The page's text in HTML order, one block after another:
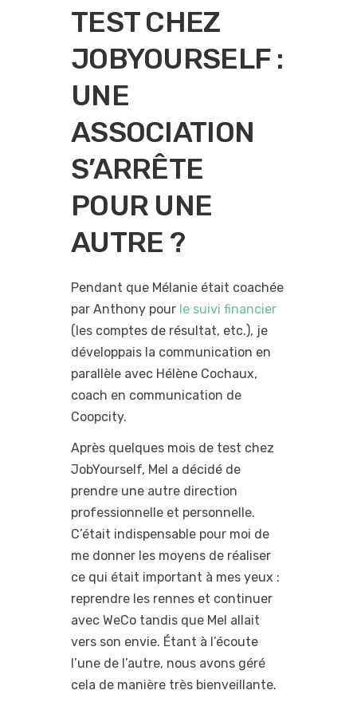
TEST CHEZ
JOBYOURSELF :
UNE
ASSOCIATION
S’ARRÊTE
POUR UNE
AUTRE ?
Pendant que Mélanie était coachée
par Anthony pour le suivi financier
(les comptes de résultat, etc.), je
développais la communication en
parallèle avec Hélène Cochaux,
coach en communication de
Coopcity.
Après quelques mois de test chez
JobYourself, Mel a décidé de
prendre une autre direction
professionnelle et personnelle.
C’était indispensable pour moi de
me donner les moyens de réaliser
ce qui était important à mes yeux :
reprendre les rennes et continuer
avec WeCo tandis que Mel allait
vers son envie. Étant à l’écoute
l’une de l’autre, nous avons géré
cela de manière très bienveillante.